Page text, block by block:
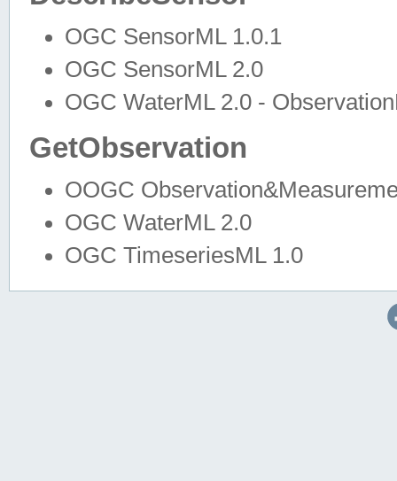
OGC SensorML 1.0.1
OGC SensorML 2.0
OGC WaterML 2.0 -
GetObservation
OOGC
OGC WaterML 2.0
OGC TimeseriesML 1.0